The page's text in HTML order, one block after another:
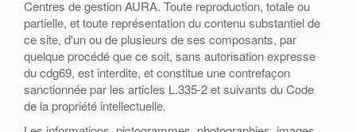
Centres de gestion AURA. Toute reproduction, totale ou
partielle, et toute représentation du contenu substantiel de
ce site, d'un ou de plusieurs de ses composants, par
quelque procédé que ce soit, sans autorisation expresse
du cdg69, est interdite, et constitue une contrefaçon
sanctionnée par les articles L.335-2 et suivants du Code
de la propriété intellectuelle.